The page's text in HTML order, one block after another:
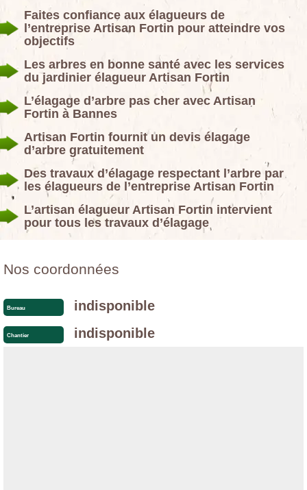
Faites confiance aux élagueurs de
l’entreprise Artisan Fortin pour atteindre vos
objectifs
Les arbres en bonne santé avec les services
du jardinier élagueur Artisan Fortin
L’élagage d’arbre pas cher avec Artisan
Fortin à Bannes
Artisan Fortin fournit un devis élagage
d’arbre gratuitement
Des travaux d’élagage respectant l’arbre par
les élagueurs de l’entreprise Artisan Fortin
L’artisan élagueur Artisan Fortin intervient
pour tous les travaux d’élagage
Nos coordonnées
Bureau indisponible
Chantier indisponible